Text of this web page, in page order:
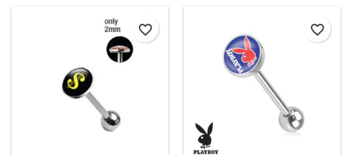
favorite_border favorite_border